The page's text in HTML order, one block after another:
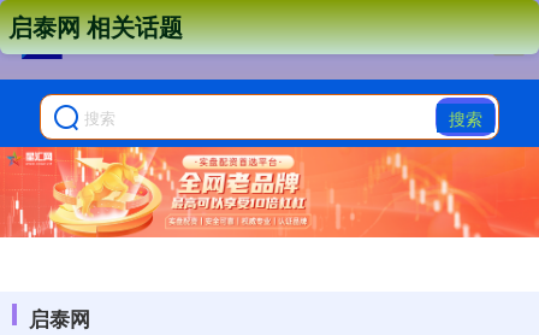
搜索
启泰网
启泰网 相关话题